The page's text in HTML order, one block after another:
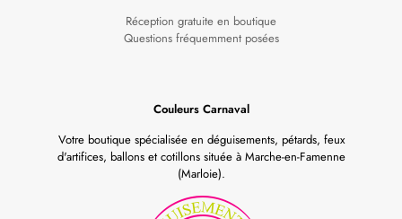
Réception gratuite en boutique
Questions fréquemment posées
Couleurs Carnaval
Votre boutique spécialisée en déguisements, pétards, feux
d'artifices, ballons et cotillons située à Marche-en-Famenne
(Marloie).